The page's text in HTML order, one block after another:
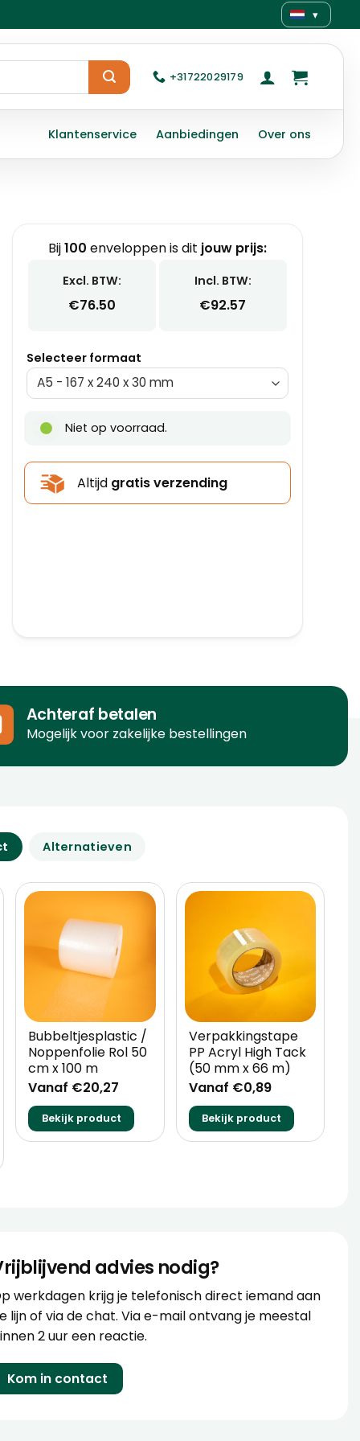
▾
+31722029179
Klantenservice Aanbiedingen Over ons
Bij100 enveloppen is dit jouw prijs:
Excl. BTW:
€76.50
Incl. BTW:
€92.57
Selecteer formaat
Niet op voorraad.
Altijd gratis verzending
Achteraf betalen
Mogelijk voor zakelijke bestellingen
Alternatieven
Bubbeltjesplastic /
Noppenfolie Rol 50
cm x 100 m
Vanaf €20,27
Bekijk product
Verpakkingstape
PP Acryl High Tack
(50 mm x 66 m)
Vanaf €0,89
Bekijk product
advies nodig?
werkdagen krijg je telefonisch direct iemand aan
lijn of via de chat. Via e-mail ontvang je meestal
2 uur een reactie.
Kom in contact